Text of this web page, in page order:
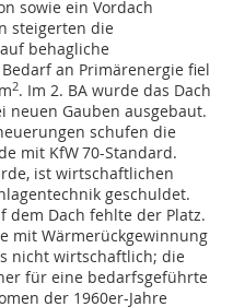
sowie ein Vordach
steigerten die
behagliche
an Primärenergie fiel
2. Im 2. BA wurde das Dach
Gauben ausgebaut.
schufen die
mit KfW 70-Standard.
ist wirtschaftlichen
geschuldet.
dem Dach fehlte der Platz.
mit Wärmerück­gewinnung
nicht wirtschaftlich; die
für eine bedarfsgeführte
der 1960er-Jahre